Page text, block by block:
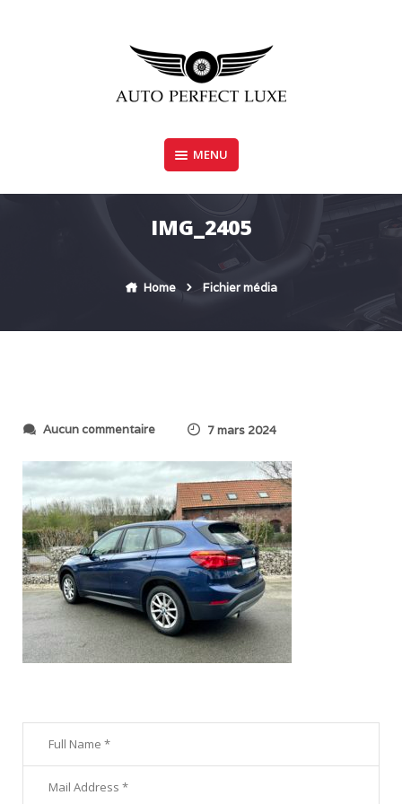
AUTO PERFECT LUXE
MENU
IMG_2405
Home Fichier média
Aucun commentaires
r
M
G
_
2
4
0
5
7 mars 2024